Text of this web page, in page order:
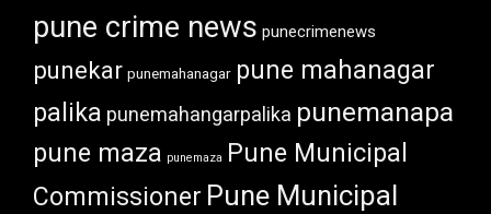
pune crime news punecrimenews
punekar punemahanagar pune mahanagar
palika punemahangarpalika punemanapa
pune maza punemaza
Pune Municipal
Commissioner Pune Municipal